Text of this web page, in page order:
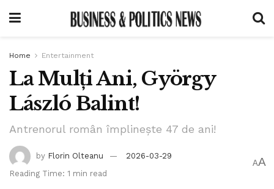
Home Entertainment
La Mulți Ani, György
László Balint!
Antrenorul român împlinește 47 de ani!
by Florin Olteanu
2026-03-29
Reading Time: 1 min read
AA